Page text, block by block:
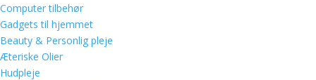
Computer tilbehør
Gadgets til hjemmet
Beauty & Personlig pleje
Æteriske Olier
Hudpleje